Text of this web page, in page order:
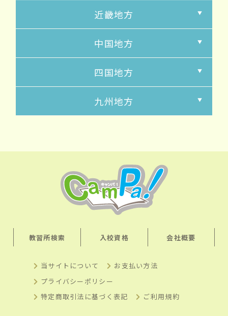
近畿地方
中国地方
四国地方
九州地方
教習所検索 入校資格 会社概要
当サイトについて
お支払い方法
プライバシーポリシー
特定商取引法に基づく表記
ご利用規約